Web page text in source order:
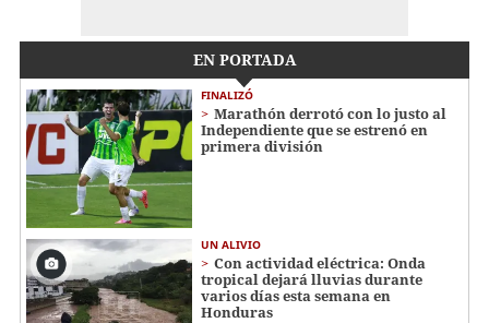
EN PORTADA
FINALIZÓ
Marathón derrotó con lo justo al
Independiente que se estrenó en
primera división
UN ALIVIO
Con actividad eléctrica: Onda
tropical dejará lluvias durante
varios días esta semana en
Honduras